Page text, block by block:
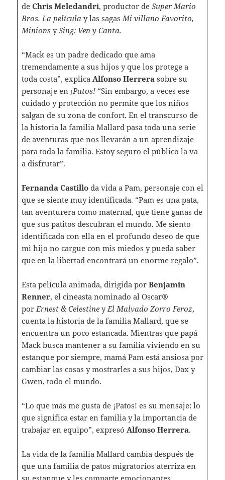
de Chris Meledandri, productor de Super Mario
Bros. La películay las sagas Mi villano Favorito,
MinionsySing: Ven y Canta.
“Mack es un padre dedicado que ama
tremendamente a sus hijos y que los protege a
toda costa”, explica Alfonso Herrera sobre su
personaje en ¡Patos!“Sin embargo, a veces ese
cuidado y protección no permite que los niños
salgan de su zona de confort. En el transcurso de
la historia la familia Mallard pasa toda una serie
de aventuras que nos llevarán a un aprendizaje
para toda la familia. Estoy seguro el público la va
a disfrutar”.
Fernanda Castilloda vida a Pam, personaje con el
que se siente muy identificada. “Pam es una pata,
tan aventurera como maternal, que tiene ganas de
que sus patitos descubran el mundo. Me siento
identificada con ella en el profundo deseo de que
mi hijo no cargue con mis miedos y pueda saber
que en la libertad encontrará un enorme regalo”.
Esta película animada, dirigida por Benjamin
Renner, el cineasta nominado al Oscar®
por Ernest & Celestiney El Malvado Zorro Feroz,
cuenta la historia de la familia Mallard, que se
encuentra un poco estancada. Mientras que papá
Mack busca mantener a su familia viviendo en su
estanque por siempre, mamá Pam está ansiosa por
cambiar las cosas y mostrarles a sus hijos, Dax y
Gwen, todo el mundo.
“Lo que más me gusta de ¡Patos! es su mensaje: lo
que significa estar en familia y la importancia de
trabajar en equipo”, expresó Alfonso Herrera.
La vida de la familia Mallard cambia después de
que una familia de patos migratorios aterriza en
su estanque y les comparte emocionantes